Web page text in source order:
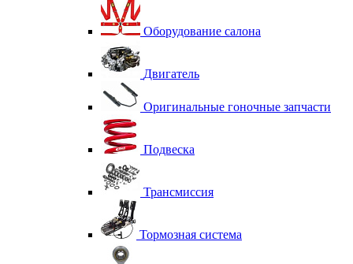
Оборудование салона
Двигатель
Оригинальные гоночные запчасти
Подвеска
Трансмиссия
Тормозная система